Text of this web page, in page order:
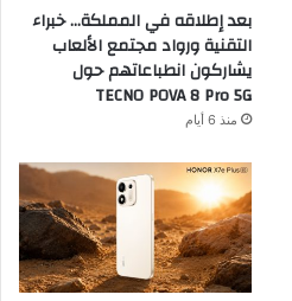
بعد إطلاقه في المملكة… خبراء
التقنية ورواد مجتمع الألعاب
يشاركون انطباعاتهم حول
TECNO POVA 8 Pro 5G
منذ 6 أيام